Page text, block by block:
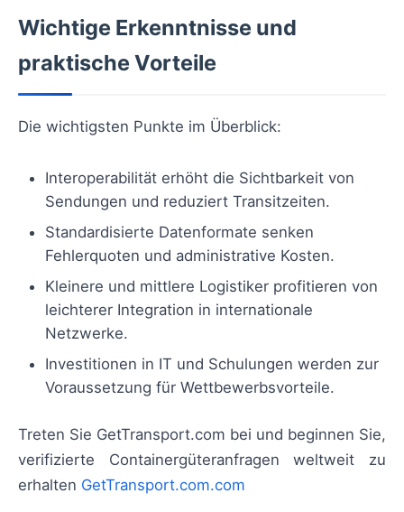
Wichtige Erkenntnisse und
praktische Vorteile
Die wichtigsten Punkte im Überblick:
Interoperabilität erhöht die Sichtbarkeit von
Sendungen und reduziert Transitzeiten.
Standardisierte Datenformate senken
Fehlerquoten und administrative Kosten.
Kleinere und mittlere Logistiker profitieren von
leichterer Integration in internationale
Netzwerke.
Investitionen in IT und Schulungen werden zur
Voraussetzung für Wettbewerbsvorteile.
Treten Sie GetTransport.com bei und beginnen Sie,
verifizierte Containergüteranfragen weltweit zu
erhalten GetTransport.com.com